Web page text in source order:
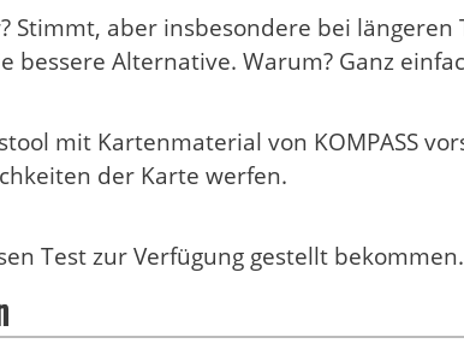
Stimmt, aber insbesondere bei längeren
bessere Alternative. Warum? Ganz
mit Kartenmaterial von KOMPASS
der Karte werfen.
Test zur Verfügung gestellt bekommen.